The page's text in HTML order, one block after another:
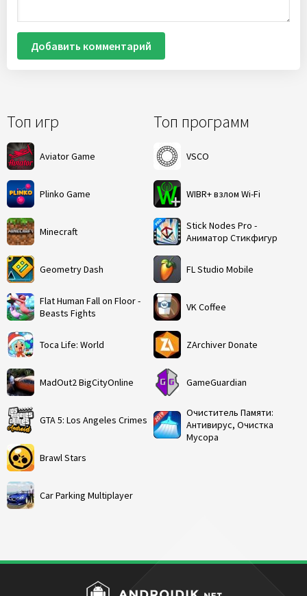
Топ игр
Aviator Game
Plinko Game
Minecraft
Geometry Dash
Flat Human Fall on Floor -
Beasts Fights
Toca Life: World
MadOut2 BigCityOnline
GTA 5: Los Angeles Crimes
Brawl Stars
Car Parking Multiplayer
Топ программ
VSCO
WIBR+ взлом Wi-Fi
Stick Nodes Pro -
Аниматор Стикфигур
FL Studio Mobile
VK Coffee
ZArchiver Donate
GameGuardian
Очиститель Памяти:
Антивирус, Очистка
Мусора
Добавить комментарий